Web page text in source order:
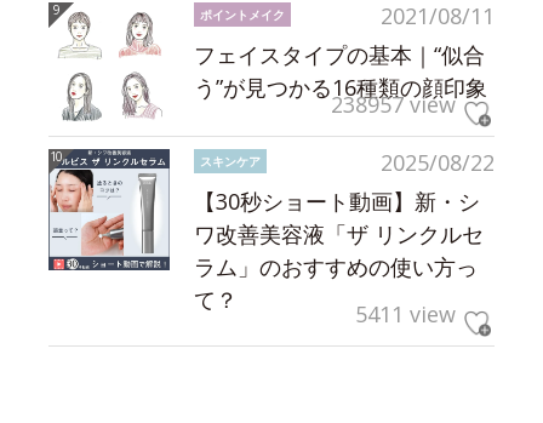
2021/08/11
ポイントメイク
フェイスタイプの基本｜“似合
う”が見つかる16種類の顔印象
238957 view
2025/08/22
スキンケア
【30秒ショート動画】新・シ
ワ改善美容液「ザ リンクルセ
ラム」のおすすめの使い方っ
て？
5411 view